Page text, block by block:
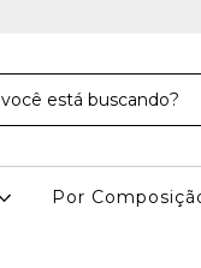
Por